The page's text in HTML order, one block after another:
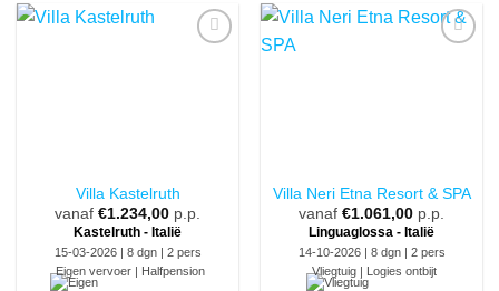
Villa Kastelruth
vanaf €1.234,00 p.p.
Kastelruth - Italië
15-03-2026 | 8 dgn | 2 pers
Eigen vervoer | Halfpension
Villa Neri Etna Resort & SPA
vanaf €1.061,00 p.p.
Linguaglossa - Italië
14-10-2026 | 8 dgn | 2 pers
Vliegtuig | Logies ontbijt